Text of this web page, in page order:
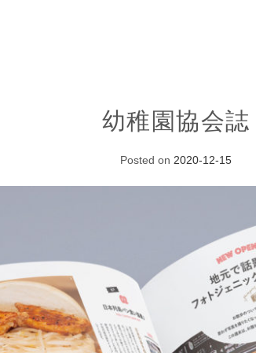
幼稚園協会誌
Posted on 2020-12-15